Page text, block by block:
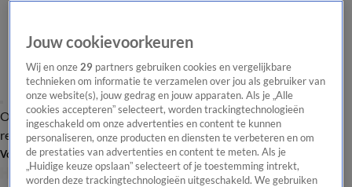
Overzicht Laatste nieuws Regionieuws Het beste van Hart
Tip de
redactie
Volg Hart van Nederland
Jouw cookievoorkeuren
Wij en onze29 partners gebruiken cookies en vergelijkbare
technieken om informatie te verzamelen over jou als gebruiker van
onze website(s), jouw gedrag en jouw apparaten. Als je „Alle
cookies accepteren” selecteert, worden trackingtechnologieën
ingeschakeld om onze advertenties en content te kunnen
personaliseren, onze producten en diensten te verbeteren en om
de prestaties van advertenties en content te meten. Als je
„Huidige keuze opslaan” selecteert of je toestemming intrekt,
worden deze trackingtechnologieën uitgeschakeld. We gebruiken